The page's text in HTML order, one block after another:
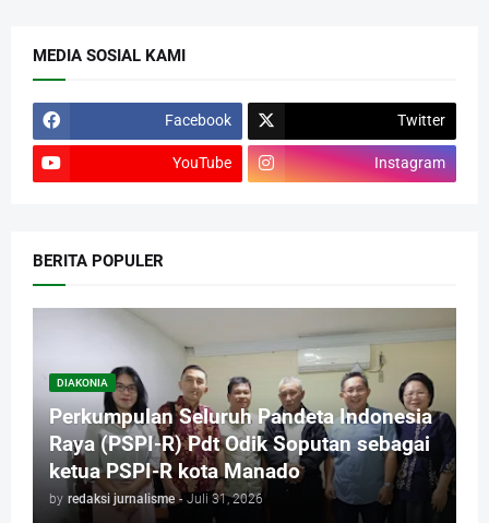
MEDIA SOSIAL KAMI
Facebook Twitter
YouTube Instagram
BERITA POPULER
DIAKONIA
Perkumpulan Seluruh Pandeta Indonesia
Raya (PSPI-R) Pdt Odik Soputan sebagai
ketua PSPI-R kota Manado
by redaksi jurnalisme - Juli 31, 2026